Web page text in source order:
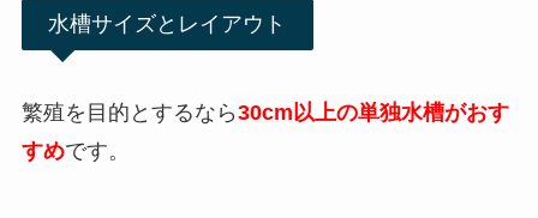
水槽サイズとレイアウト
繁殖を目的とするなら30cm以上の単独水槽がおす
すめです。